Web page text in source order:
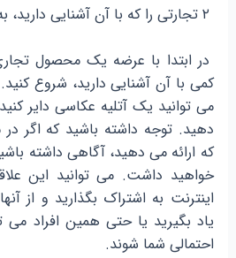
در ابتدا با عرضه یک محصول
کمی با آن آشنایی دارید، شروع
می توانید یک آتلیه عکاسی دایر
دهید. توجه داشته باشید که اگر
که ارائه می دهید، آگاهی داشته
خواهید داشت. می توانید این
اینترنت به اشتراک بگذارید و از
یاد بگیرید یا حتی همین افراد می
احتمالی شما شوند.